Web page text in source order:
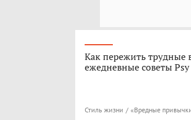
Как пережить трудные
ежедневные советы Psy
Стиль жизни / «Вредные